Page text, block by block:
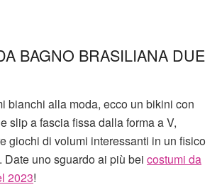
BAGNO BRASILIANA DUE
bianchi alla moda, ecco un bikini con
e slip a fascia fissa dalla forma a V,
giochi di volumi interessanti in un fisico
Date uno sguardo ai più bei costumi da
2023!